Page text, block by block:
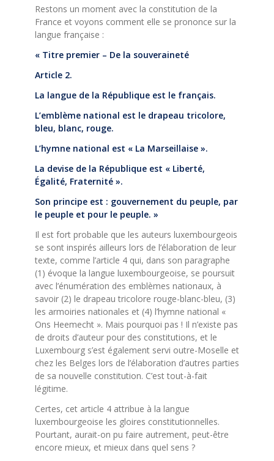
Restons un moment avec la constitution de la
France et voyons comment elle se prononce sur la
langue française :
« Titre premier – De la souveraineté
Article 2.
La langue de la République est le français.
L’emblème national est le drapeau tricolore,
bleu, blanc, rouge.
L’hymne national est « La Marseillaise ».
La devise de la République est « Liberté,
Égalité, Fraternité ».
Son principe est : gouvernement du peuple, par
le peuple et pour le peuple. »
Il est fort probable que les auteurs luxembourgeois
se sont inspirés ailleurs lors de l’élaboration de leur
texte, comme l’article 4 qui, dans son paragraphe
(1) évoque la langue luxembourgeoise, se poursuit
avec l’énumération des emblèmes nationaux, à
savoir (2) le drapeau tricolore rouge-blanc-bleu, (3)
les armoiries nationales et (4) l’hymne national «
Ons Heemecht ». Mais pourquoi pas ! Il n’existe pas
de droits d’auteur pour des constitutions, et le
Luxembourg s’est également servi outre-Moselle et
chez les Belges lors de l’élaboration d’autres parties
de sa nouvelle constitution. C’est tout-à-fait
légitime.
Certes, cet article 4 attribue à la langue
luxembourgeoise les gloires constitutionnelles.
Pourtant, aurait-on pu faire autrement, peut-être
encore mieux, et mieux dans quel sens ?